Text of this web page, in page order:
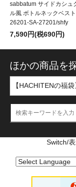
sabbatum サイドカシュ
ル風 ボトルネックベス
26201-SA-27201/shfy
7,590円(税690円)
ほかの商品を
Switch/